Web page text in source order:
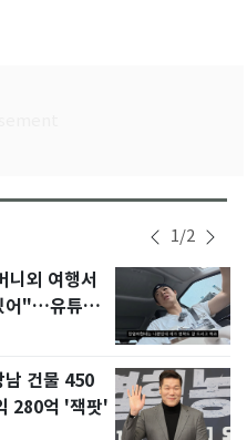
1/2
외 여행서
어"…유튜브
건물 450
280억 '잭팟'